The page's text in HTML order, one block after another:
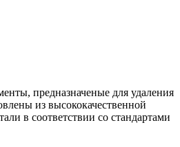
предназначеные для удаления
из высококачественной
в соответствии со стандартами